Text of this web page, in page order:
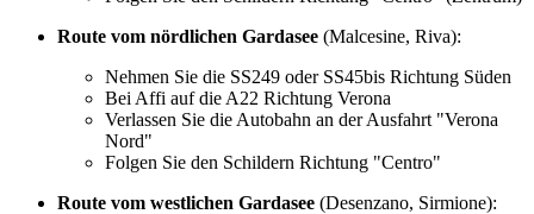
Route vom nördlichen Gardasee (Malcesine, Riva):
Nehmen Sie die SS249 oder SS45bis Richtung Süden
Bei Affi auf die A22 Richtung Verona
Verlassen Sie die Autobahn an der Ausfahrt "Verona
Nord"
Folgen Sie den Schildern Richtung "Centro"
Route vom westlichen Gardasee (Desenzano, Sirmione):